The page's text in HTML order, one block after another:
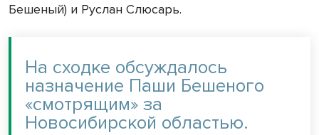
Бешеный) и Руслан Слюсарь.
На сходке обсуждалось
назначение Паши Бешеного
«смотрящим» за
Новосибирской областью.